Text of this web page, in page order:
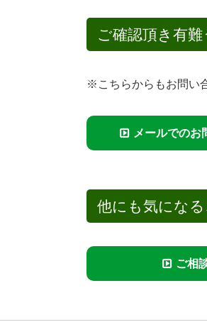
ご確認頂き有難
※こちらからもお問い
メールでのお
他にも気にな
ご相